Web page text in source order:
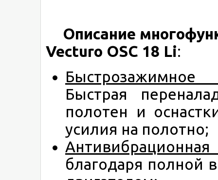
Описание
Vecturo OSC 18 Li:
Быстрозажимное
Быстрая
полотен и
усилия на полотно;
благодаря полной